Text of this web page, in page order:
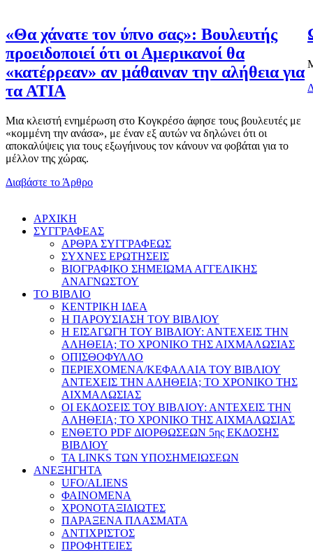
«Θα χάνατε τον ύπνο σας»: Βουλευτής
προειδοποιεί ότι οι Αμερικανοί θα
«κατέρρεαν» αν μάθαιναν την αλήθεια για
τα ΑΤΙΑ
Μια κλειστή ενημέρωση στο Κογκρέσο άφησε τους βουλευτές με
«κομμένη την ανάσα», με έναν εξ αυτών να δηλώνει ότι οι
αποκαλύψεις για τους εξωγήινους τον κάνουν να φοβάται για το
μέλλον της χώρας.
Διαβάστε το Άρθρο
AΡΧΙΚΗ
ΣΥΓΓΡΑΦΕΑΣ
ΑΡΘΡΑ ΣΥΓΓΡΑΦΕΩΣ
ΣΥΧΝΕΣ ΕΡΩΤΗΣΕΙΣ
ΒΙΟΓΡΑΦΙΚΟ ΣΗΜΕΙΩΜΑ ΑΓΓΕΛΙΚΗΣ
ΑΝΑΓΝΩΣΤΟΥ
ΤΟ ΒΙΒΛΙΟ
ΚΕΝΤΡΙΚΗ ΙΔΕΑ
Η ΠΑΡΟΥΣΙΑΣΗ ΤΟΥ ΒΙΒΛΙΟΥ
Η ΕΙΣΑΓΩΓΗ ΤΟΥ ΒΙΒΛΙΟΥ: ΑΝΤΕΧΕΙΣ ΤΗΝ
ΑΛΗΘΕΙΑ; ΤΟ ΧΡΟΝΙΚΟ ΤΗΣ ΑΙΧΜΑΛΩΣΙΑΣ
ΟΠΙΣΘΟΦΥΛΛΟ
ΠΕΡΙΕΧΟΜΕΝΑ/ΚΕΦΑΛΑΙΑ ΤΟΥ ΒΙΒΛΙΟΥ
ΑΝΤΕΧΕΙΣ ΤΗΝ ΑΛΗΘΕΙΑ; ΤΟ ΧΡΟΝΙΚΟ ΤΗΣ
ΑΙΧΜΑΛΩΣΙΑΣ
ΟΙ ΕΚΔΟΣΕΙΣ ΤΟΥ ΒΙΒΛΙΟΥ: ΑΝΤΕΧΕΙΣ ΤΗΝ
ΑΛΗΘΕΙΑ; ΤΟ ΧΡΟΝΙΚΟ ΤΗΣ ΑΙΧΜΑΛΩΣΙΑΣ
ΕΝΘΕΤΟ PDF ΔΙΟΡΘΩΣΕΩΝ 5ης ΕΚΔΟΣΗΣ
ΒΙΒΛΙΟΥ
ΤΑ LINKS ΤΩΝ ΥΠΟΣΗΜΕΙΩΣΕΩΝ
ΑΝΕΞΗΓΗΤΑ
UFO/ALIENS
ΦΑΙΝΟΜΕΝΑ
ΧΡΟΝΟΤΑΞΙΔΙΩΤΕΣ
ΠΑΡΑΞΕΝΑ ΠΛΑΣΜΑΤΑ
ΑΝΤΙΧΡΙΣΤΟΣ
ΠΡΟΦΗΤΕΙΕΣ